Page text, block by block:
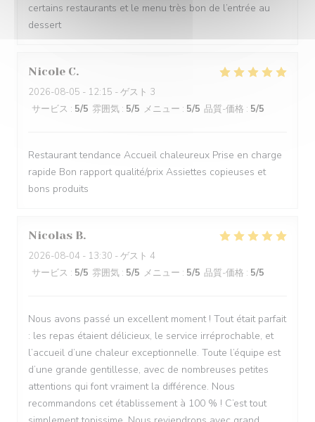
certains restaurants et le menu très bon de l’entrée au
dessert
Nicole C
2026-08-05 - 12:15 - ゲスト 3
サービス : 5/5 雰囲気 : 5/5 メニュー : 5/5 品質-価格 : 5/5
Restaurant tendance Accueil chaleureux Prise en charge
rapide Bon rapport qualité/prix Assiettes copieuses et
bons produits
Nicolas B
2026-08-04 - 13:30 - ゲスト 4
サービス : 5/5 雰囲気 : 5/5 メニュー : 5/5 品質-価格 : 5/5
Nous avons passé un excellent moment ! Tout était parfait
: les repas étaient délicieux, le service irréprochable, et
l’accueil d’une chaleur exceptionnelle. Toute l’équipe est
d’une grande gentillesse, avec de nombreuses petites
attentions qui font vraiment la différence. Nous
recommandons cet établissement à 100 % ! C’est tout